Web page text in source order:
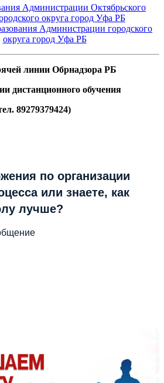
Администрации Октябрьского
округа город Уфа РБ
Администрации городского
округа город Уфа РБ
линии Обрнадзора РБ
дистанционного обучения
89279379424)
по организации
или знаете, как
лучше?